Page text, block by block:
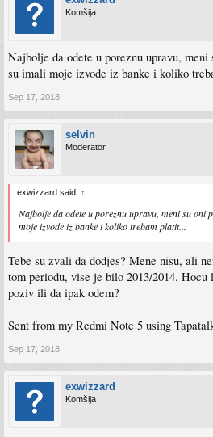
Komšija
Najbolje da odete u poreznu upravu,
su imali moje izvode iz banke i koliko
Sep 17, 2018
selvin
Moderator
exwizzard said: ↑
Najbolje da odete u poreznu upravu, meni su oni
moje izvode iz banke i koliko trebam platit...
Tebe su zvali da dodjes? Mene nisu, ali
tom periodu, vise je bilo 2013/2014.
poziv ili da ipak odem?
Sent from my Redmi Note 5 using
Sep 17, 2018
exwizzard
Komšija